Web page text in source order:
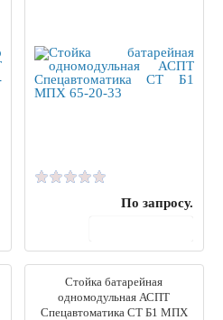
По запросу.
Стойка батарейная
одномодульная АСПТ
Спецавтоматика СТ Б1 МПХ